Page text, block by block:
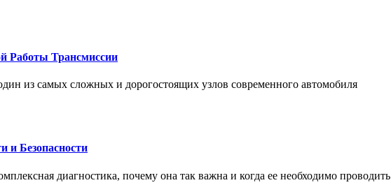
Работы Трансмиссии
из самых сложных и дорогостоящих узлов современного автомобиля
и Безопасности
диагностика, почему она так важна и когда ее необходимо проводить